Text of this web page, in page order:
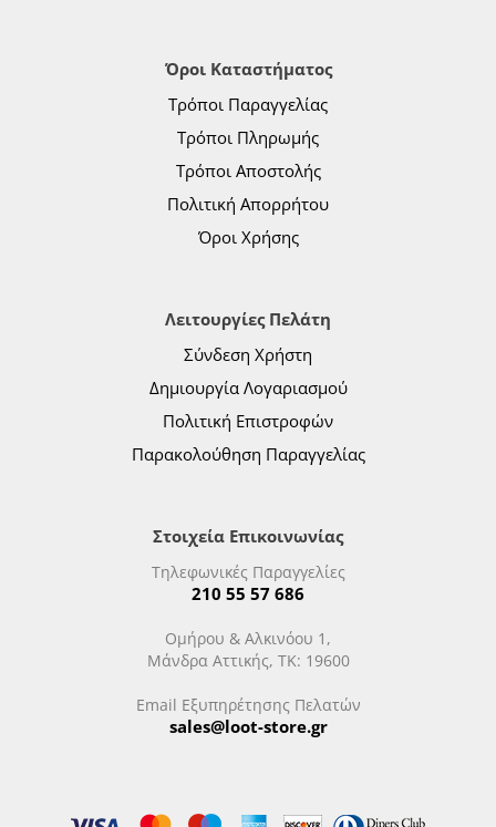
Όροι Καταστήματος
Τρόποι Παραγγελίας
Τρόποι Πληρωμής
Τρόποι Αποστολής
Πολιτική Απορρήτου
Όροι Χρήσης
Λειτουργίες Πελάτη
Σύνδεση Χρήστη
Δημιουργία Λογαριασμού
Πολιτική Επιστροφών
Παρακολούθηση Παραγγελίας
Στοιχεία Επικοινωνίας
Τηλεφωνικές Παραγγελίες
210 55 57 686
Ομήρου & Αλκινόου 1,
Μάνδρα Αττικής, ΤΚ: 19600
Email Εξυπηρέτησης Πελατών
sales@loot-store.gr